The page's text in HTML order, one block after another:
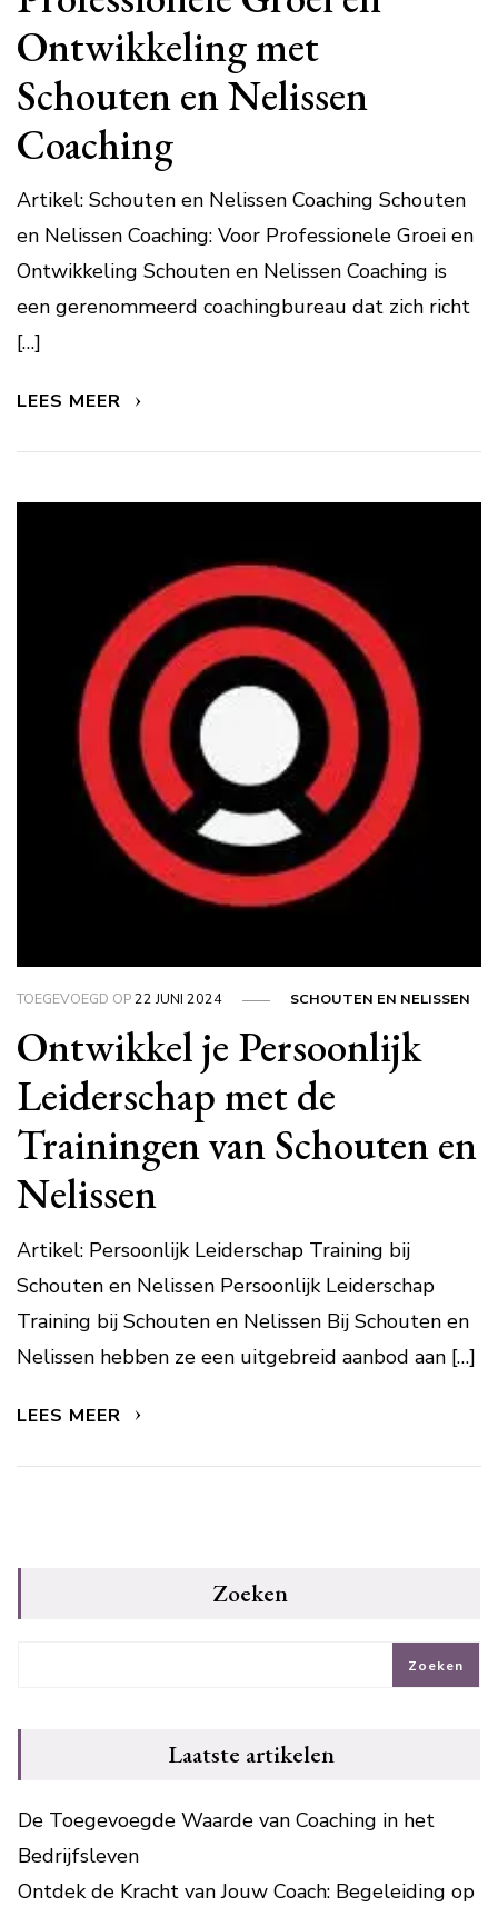
Ontwikkeling met
Schouten en Nelissen
Coaching
Artikel: Schouten en Nelissen Coaching Schouten
en Nelissen Coaching: Voor Professionele Groei en
Ontwikkeling Schouten en Nelissen Coaching is
een gerenommeerd coachingbureau dat zich richt
[…]
LEES MEER
TOEGEVOEGD OP22 JUNI 2024 SCHOUTEN EN NELISSEN
Ontwikkel je Persoonlijk
Leiderschap met de
Trainingen van Schouten en
Nelissen
Artikel: Persoonlijk Leiderschap Training bij
Schouten en Nelissen Persoonlijk Leiderschap
Training bij Schouten en Nelissen Bij Schouten en
Nelissen hebben ze een uitgebreid aanbod aan […]
LEES MEER
Zoeken
Zoeken
Laatste artikelen
De Toegevoegde Waarde van Coaching in het
Bedrijfsleven
Ontdek de Kracht van Jouw Coach: Begeleiding op